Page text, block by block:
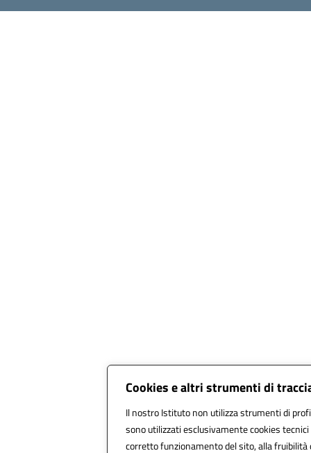
Cookies e altri strumenti di
Il nostro Istituto non utilizza strumenti di
sono utilizzati esclusivamente cookies
corretto funzionamento del sito, alla fruibilità